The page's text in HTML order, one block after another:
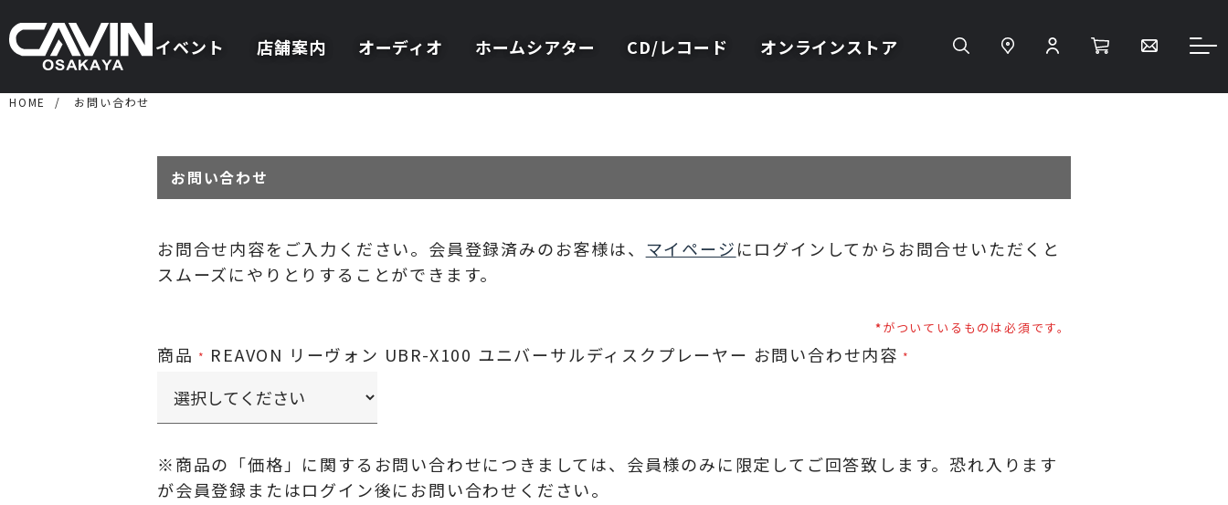
イベント 店舗案内 オーディオ ホームシアター CD/レコード オンラインストア
HOME お問い合わせ
お問い合わせ
お問合せ内容をご入力ください。会員登録済みのお客様は、 マイページにログインしてからお問合せいただくと
スムーズにやりとりすることができます。
がついているものは必須です。
商品 REAVON リーヴォン UBR-X100 ユニバーサルディスクプレーヤー お問い合わせ内容
※商品の「価格」に関するお問い合わせにつきましては、会員様のみに限定してご回答致します。恐れ入ります
が会員登録またはログイン後にお問い合わせください。